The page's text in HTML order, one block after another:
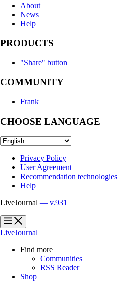
About
News
Help
PRODUCTS
"Share" button
COMMUNITY
Frank
CHOOSE LANGUAGE
Privacy Policy
User Agreement
Recommendation technologies
Help
LiveJournal — v.931
?
?
LiveJournal
Find more
Communities
RSS Reader
Shop